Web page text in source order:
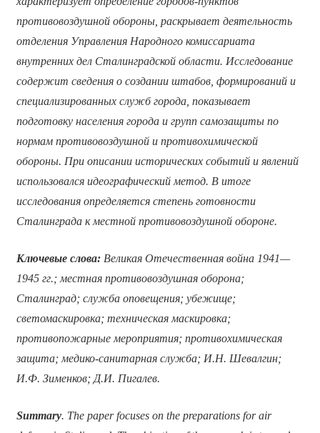
противовоздушной обороны, раскрывает деятельность
отделения Управления Народного комиссариата
внутренних дел Сталинградской области. Исследование
содержит сведения о создании штабов, формирований и
специализированных служб города, показывает
подготовку населения города и групп самозащиты по
нормам противовоздушной и противохимической
обороны. При описании исторических событий и явлений
использовался идеографический метод. В итоге
исследования определяется степень готовности
Сталинграда к местной противовоздушной обороне.
Ключевые слова: Великая Отечественная война 1941—
1945 гг.; местная противовоздушная оборона;
Сталинград; служба оповещения; убежище;
светомаскировка; техническая маскировка;
противопожарные мероприятия; противохимическая
защита; медико-санитарная служба; И.Н. Шевалгин;
И.Ф. Зименков; Д.И. Пигалев.
Summary. The paper focuses on the preparations for air